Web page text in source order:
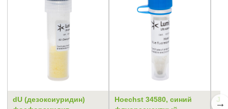
dU (дезоксиуридин)
Hoechst 34580, синий
→